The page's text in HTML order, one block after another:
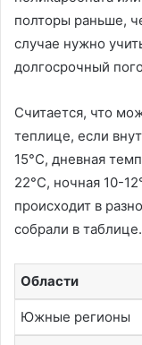
полторы раньше,
случае нужно
долгосрочный
Считается, что
теплице, если
15°C, дневная
22°C, ночная 10-
происходит в
собрали в таблице.
Области
Южные регионы